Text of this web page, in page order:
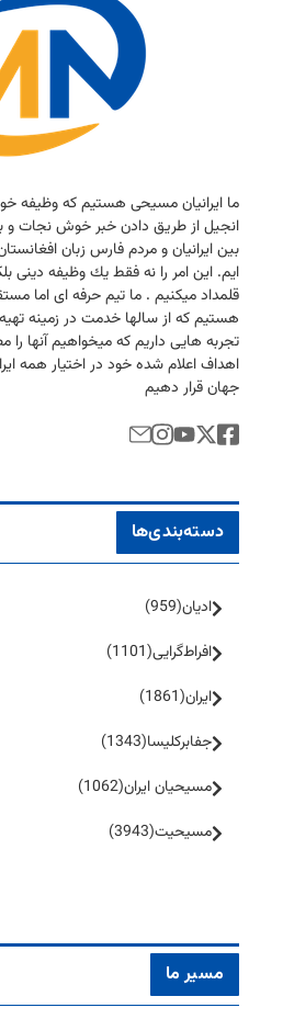
ما ایرانیان مسیحی هستیم كه وظیفه
انجیل از طریق دادن خبر خوش نجات
بین ایرانیان و مردم فارس زبان
ایم. این امر را نه فقط یك وظیفه دینی
قلمداد میكنیم . ما تیم حرفه ای اما
هستیم كه از سالها خدمت در زمینه
تجربه هایی داریم كه میخواهیم آنها را
اهداف اعلام شده خود در اختیار همه
جهان قرار دهیم
دسته‌بندی‌ها
ادیان(959)
افراط‌گرایی(1101)
ایران(1861)
جفا‌بر‌کلیسا(1343)
مسیحیان ایران(1062)
مسیحیت(3943)
مسیر ما